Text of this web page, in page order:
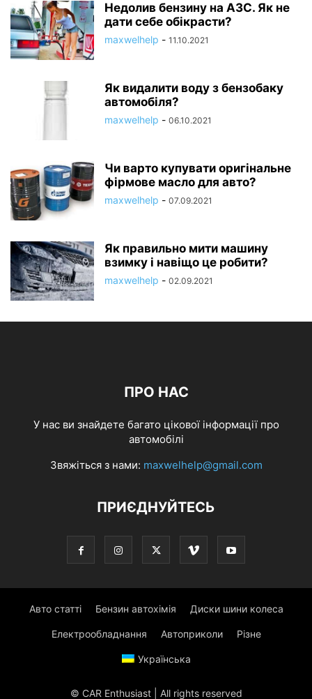
Недолив бензину на АЗС. Як не
дати себе обікрасти?
maxwelhelp - 11.10.2021
Як видалити воду з бензобаку
автомобіля?
maxwelhelp - 06.10.2021
Чи варто купувати оригінальне
фірмове масло для авто?
maxwelhelp - 07.09.2021
Як правильно мити машину
взимку і навіщо це робити?
maxwelhelp - 02.09.2021
ПРО НАС
У нас ви знайдете багато цікової інформації про
автомобілі
Звяжіться з нами: maxwelhelp@gmail.com
ПРИЄДНУЙТЕСЬ
Авто статті Бензин автохімія Диски шини колеса
Електрообладнання Автоприколи Різне
Українська
© CAR Enthusiast | All rights reserved